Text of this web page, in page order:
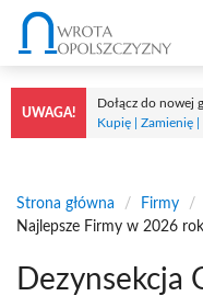
Przejdź
treści
UWAGA!
Dołącz do nowej
Kupię | Zamienię |
Strona główna / Firmy /
Najlepsze Firmy w 2026
Dezynsekcja